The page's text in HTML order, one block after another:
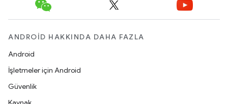
ANDROID HAKKINDA DAHA FAZLA
Android
İşletmeler için Android
Güvenlik